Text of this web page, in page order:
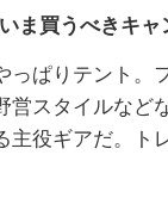
ま買うべきキャ
ぱりテント。
スタイルなど
役ギアだ。ト